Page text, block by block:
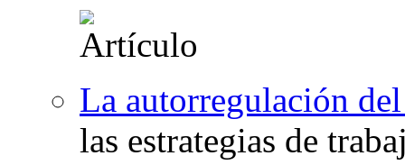
La autorregulación
las estrategias de